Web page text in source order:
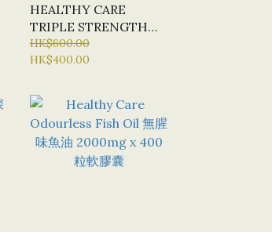
HEALTHY CARE
TRIPLE STRENGTH
FISH OIL 三倍強度魚油
X 150 粒膠囊
HK$600.00
HK$400.00